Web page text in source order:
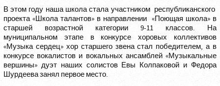
В этом году наша школа стала участником республиканского
проекта «Школа талантов» в направлении «Поющая школа» в
старшей возрастной категории 9-11 классов. На
муниципальном этапе в конкурсе хоровых коллективов
«Музыка сердец» хор старшего звена стал победителем, а в
конкурсе вокалистов и вокальных ансамблей «Музыкальные
вершины» дуэт наших солистов Евы Колпаковой и Федора
Шурдеева занял первое место.